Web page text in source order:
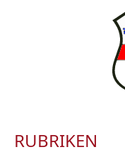
RUBRIKEN